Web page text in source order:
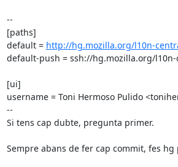
--
[paths]
default = http://hg.mozilla.org/l10n-
default-push = ssh://hg.mozilla.org/
[ui]
username = Toni Hermoso Pulido
--
Si tens cap dubte, pregunta primer.
Sempre abans de fer cap commit, fes hg